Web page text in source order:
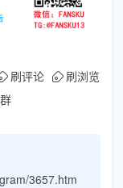
刷评论
刷浏览
3657.htm